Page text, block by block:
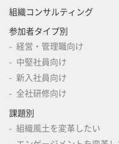
組織コンサルティング
参加者タイプ別
経営・管理職向け
中堅社員向け
新入社員向け
全社研修向け
課題別
組織風土を変革したい